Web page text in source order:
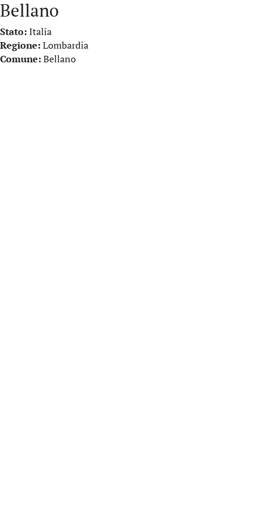
Bellano
Stato:Italia
Regione:Lombardia
Comune:Bellano